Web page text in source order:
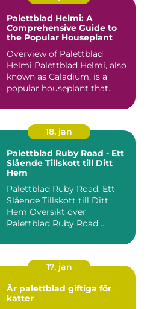
Palettblad Helmi: A
Comprehensive Guide to
the Popular Houseplant
Overview of Palettblad
Helmi Palettblad Helmi, also
known as Caladium, is a
popular houseplant that...
18. jan
Palettblad Ruby Road - Ett
Slående Tillskott till Ditt
Hem
Palettblad Ruby Road: Ett
Slående Tillskott till Ditt
Hem Översikt över
Palettblad Ruby Road ...
17. jan
Är palettblad giftiga för
katter